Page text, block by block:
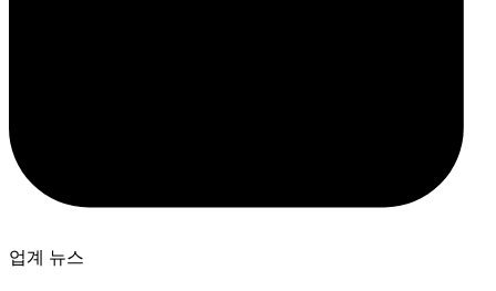
업계 뉴스